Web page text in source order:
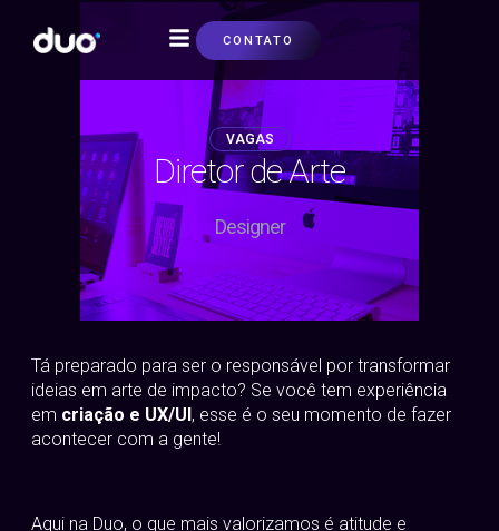
CONTATO
VAGAS
Diretor de Arte
Designer
Tá preparado para ser o responsável por transformar
ideias em arte de impacto? Se você tem experiência
em criação e UX/UI, esse é o seu momento de fazer
acontecer com a gente!
Aqui na Duo, o que mais valorizamos é atitude e